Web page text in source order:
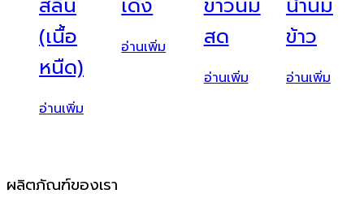
สลีน
(เนื้อ
หนืด)
อ่านเพิ่ม
เด้ง
อ่านเพิ่ม
ขาวนม
สด
อ่านเพิ่ม
น้ำนม
ข้าว
อ่านเพิ่ม
ผลิตภัณฑ์ของเรา